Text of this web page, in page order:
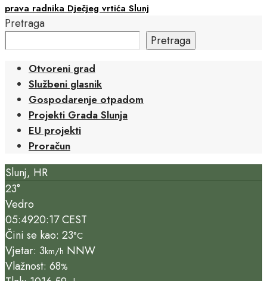
prava radnika Dječjeg vrtića Slunj
Pretraga
Pretraga
Otvoreni grad
Službeni glasnik
Gospodarenje otpadom
Projekti Grada Slunja
EU projekti
Proračun
Slunj, HR
23°
Vedro
05:4920:17 CEST
Čini se kao: 23°C
Vjetar: 3km/h NNW
Vlažnost: 68%